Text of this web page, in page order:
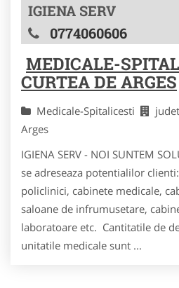
IGIENA SERV
0774060606
MEDICALE-
CURTEA DE ARGES
Medicale-Spitalicesti
Arges
IGIENA SERV - NOI SUNTEM
se adreseaza potentialilor
policlinici, cabinete medicale,
saloane de infrumusetare,
laboratoare etc. Cantitatile de
unitatile medicale sunt ...